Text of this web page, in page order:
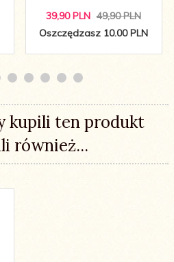
39,90 PLN 49,90 PLN
Oszczędzasz 10.00 PLN
kupili ten produkt
również...